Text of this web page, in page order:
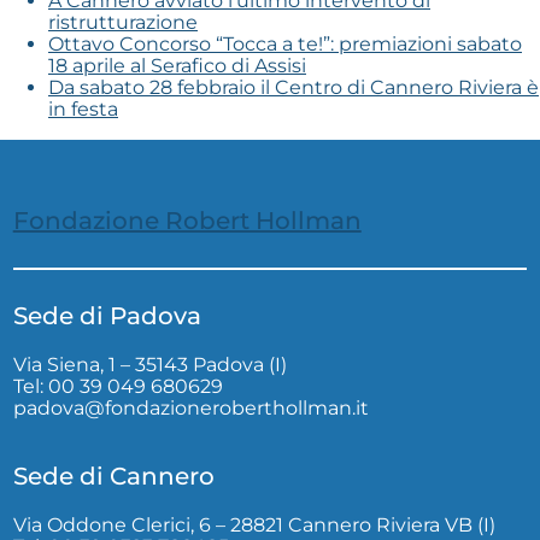
ristrutturazione
Ottavo Concorso “Tocca a te!”: premiazioni sabato
18 aprile al Serafico di Assisi
Da sabato 28 febbraio il Centro di Cannero Riviera è
in festa
Fondazione Robert Hollman
Sede di Padova
Via Siena, 1 – 35143 Padova (I)
Tel: 00 39 049 680629
padova@fondazioneroberthollman.it
Sede di Cannero
Via Oddone Clerici, 6 – 28821 Cannero Riviera VB (I)